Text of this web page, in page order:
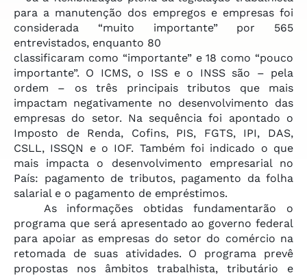
para a manutenção dos empregos e empresas foi
considerada “muito importante” por 565
entrevistados, enquanto 80
classificaram como “importante” e 18 como “pouco
importante”. O ICMS, o ISS e o INSS são – pela
ordem – os três principais tributos que mais
impactam negativamente no desenvolvimento das
empresas do setor. Na sequência foi apontado o
Imposto de Renda, Cofins, PIS, FGTS, IPI, DAS,
CSLL, ISSQN e o IOF. Também foi indicado o que
mais impacta o desenvolvimento empresarial no
País: pagamento de tributos, pagamento da folha
salarial e o pagamento de empréstimos.
As informações obtidas fundamentarão o
programa que será apresentado ao governo federal
para apoiar as empresas do setor do comércio na
retomada de suas atividades. O programa prevê
propostas nos âmbitos trabalhista, tributário e